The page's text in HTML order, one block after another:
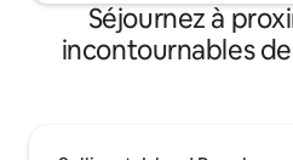
Séjournez à
incontournables